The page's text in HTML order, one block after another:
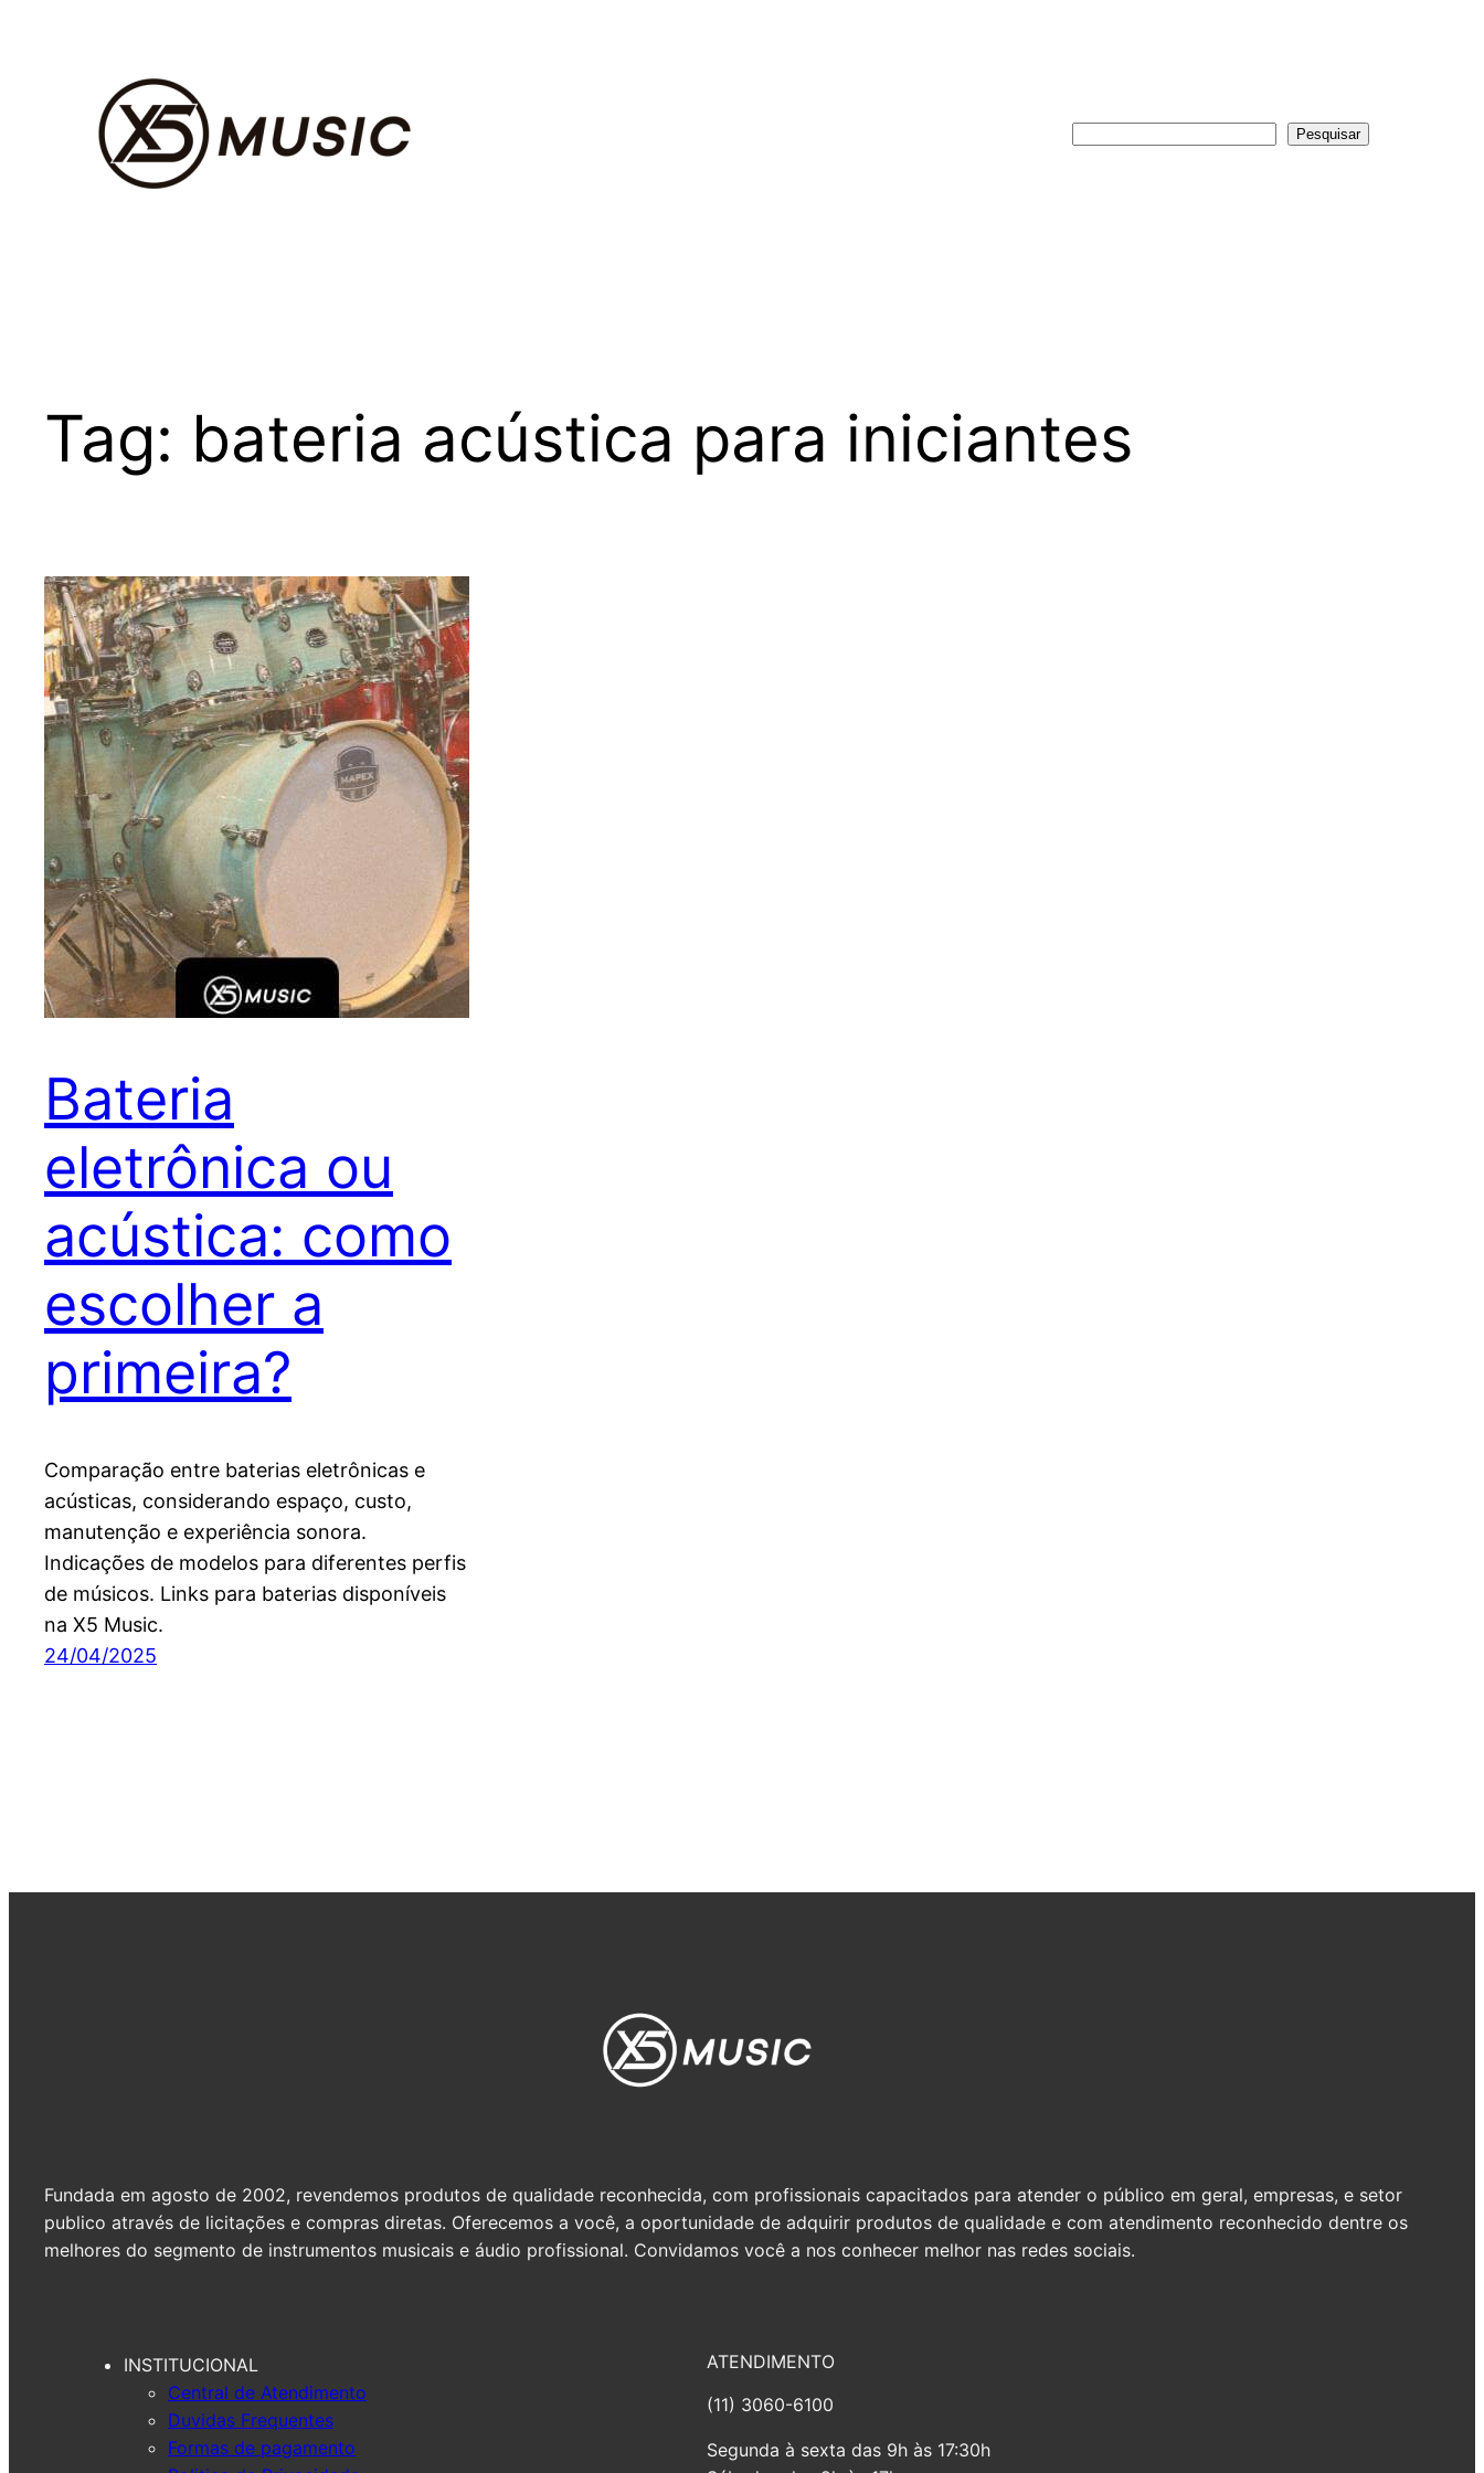
Pesquisar
Tag: bateria acústica para iniciantes
Bateria
eletrônica ou
acústica: como
escolher a
primeira?
Comparação entre baterias eletrônicas e
acústicas, considerando espaço, custo,
manutenção e experiência sonora.
Indicações de modelos para diferentes perfis
de músicos. Links para baterias disponíveis
na X5 Music.
24/04/2025
Fundada em agosto de 2002, revendemos produtos de qualidade reconhecida, com profissionais capacitados para atender o público em geral, empresas, e setor
publico através de licitações e compras diretas. Oferecemos a você, a oportunidade de adquirir produtos de qualidade e com atendimento reconhecido dentre os
melhores do segmento de instrumentos musicais e áudio profissional. Convidamos você a nos conhecer melhor nas redes sociais.
INSTITUCIONAL
Central de Atendimento
Duvidas Frequentes
Formas de pagamento
ATENDIMENTO
(11) 3060-6100
Segunda à sexta das 9h às 17:30h